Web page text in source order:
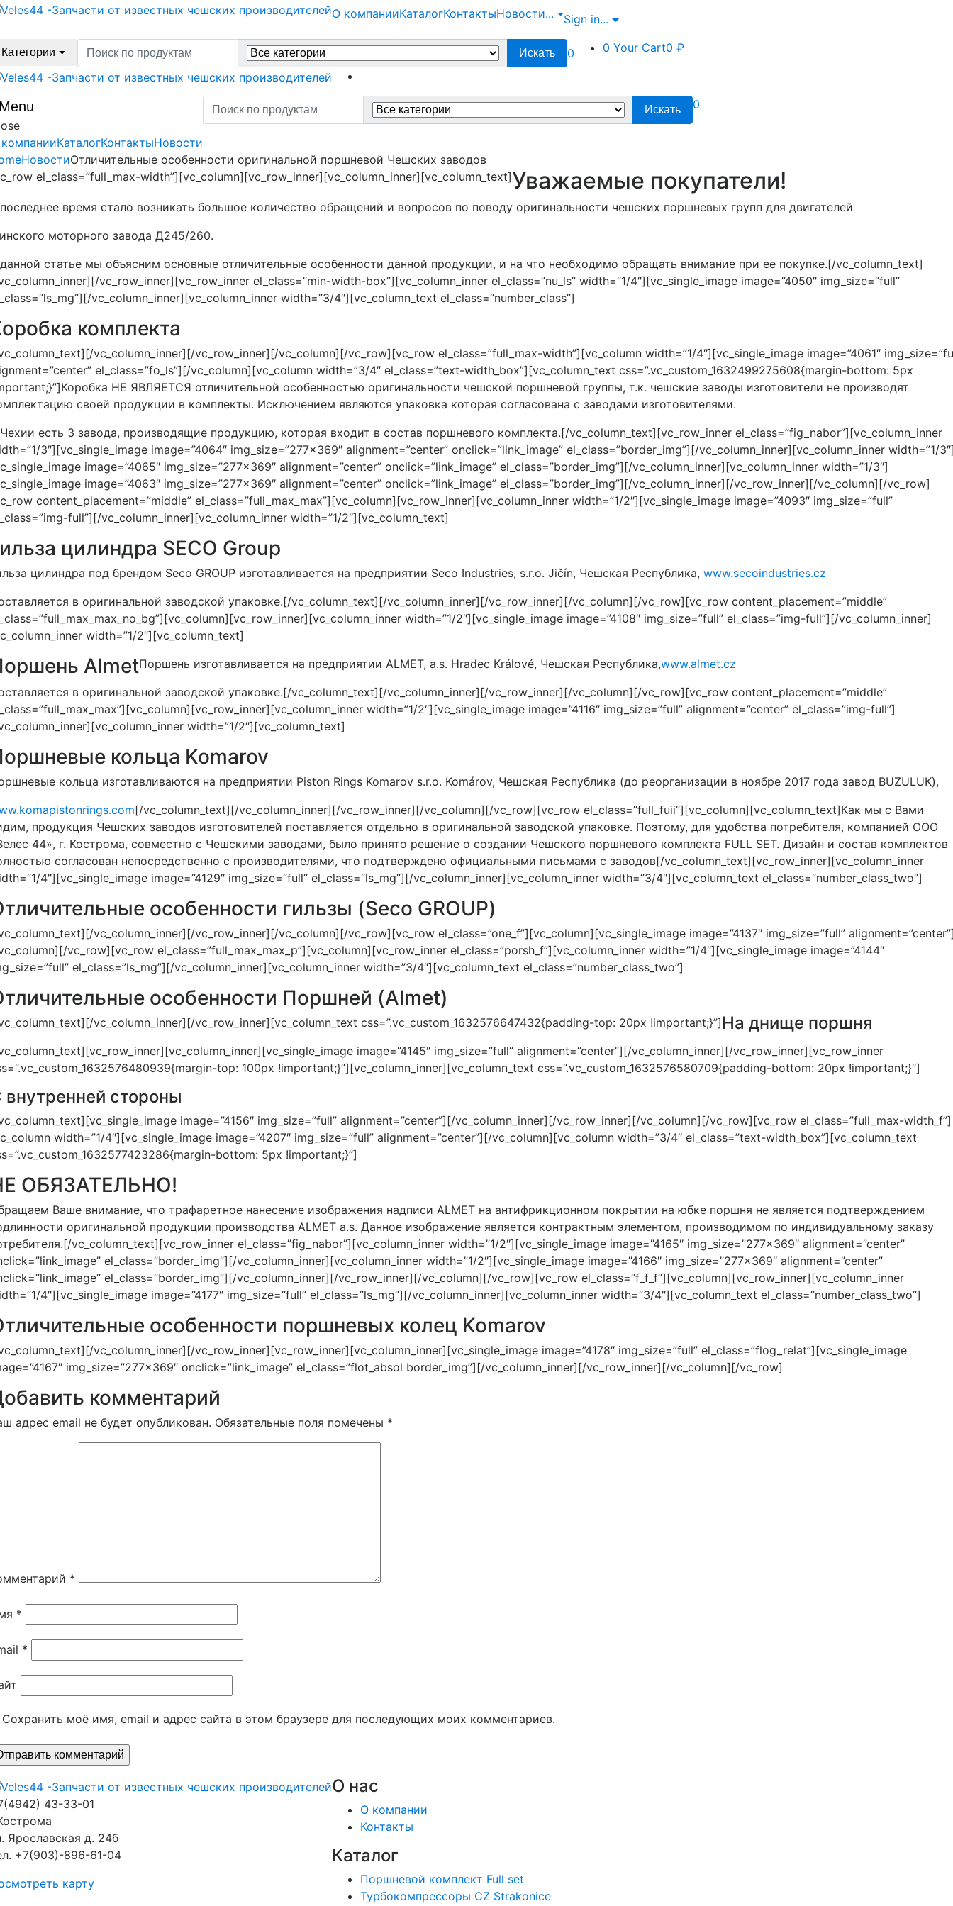
Skip
Skip
О компанииКаталогКонтактыНовости... Sign in...
Категории
Search
for:
Искать 0 0 Your Cart0 ₽
КаталогКонтактыНовости
Search
for:
Искать 0
НовостиОтличительные особенности оригинальной поршневой Чешских заводов
el_class=”full_max-width”][vc_column][vc_row_inner][vc_column_inner][vc_column_text]Уважаемые покупатели!
время стало возникать большое количество обращений и вопросов по поводу оригинальности чешских поршневых групп для двигателей
моторного завода Д245/260.
статье мы объясним основные отличительные особенности данной продукции, и на что необходимо обращать внимание при ее покупке.[/vc_column_text]
vc_row_inner][vc_row_inner el_class=”min-width-box”][vc_column_inner el_class=”nu_ls” width=”1/4″][vc_single_image image=”4050″ img_size=”full”
vc_column_inner][vc_column_inner width=”3/4″][vc_column_text el_class=”number_class”]
комплекта
vc_column_inner][/vc_row_inner][/vc_column][/vc_row][vc_row el_class=”full_max-width”][vc_column width=”1/4″][vc_single_image image=”4061″
el_class=”fo_ls”][/vc_column][vc_column width=”3/4″ el_class=”text-width_box”][vc_column_text css=”.vc_custom_1632499275608{margin-bottom: 5px
НЕ ЯВЛЯЕТСЯ отличительной особенностью оригинальности чешской поршневой группы, т.к. чешские заводы изготовители не производят
своей продукции в комплекты. Исключением являются упаковка которая согласована с заводами изготовителями.
есть 3 завода, производящие продукцию, которая входит в состав поршневого комплекта.[/vc_column_text][vc_row_inner el_class=”fig_nabor”][vc_column_inner
3″][vc_single_image image=”4064″ img_size=”277×369″ alignment=”center” onclick=”link_image” el_class=”border_img”][/vc_column_inner][vc_column_inner width=”1/
image=”4065″ img_size=”277×369″ alignment=”center” onclick=”link_image” el_class=”border_img”][/vc_column_inner][vc_column_inner width=”1/3″]
image=”4063″ img_size=”277×369″ alignment=”center” onclick=”link_image” el_class=”border_img”][/vc_column_inner][/vc_row_inner][/vc_column][/vc_row]
content_placement=”middle” el_class=”full_max_max”][vc_column][vc_row_inner][vc_column_inner width=”1/2″][vc_single_image image=”4093″ img_size=”full”
full”][/vc_column_inner][vc_column_inner width=”1/2″][vc_column_text]
цилиндра SECO Group
цилиндра под брендом Seco GROUP изготавливается на предприятии Seco Industries, s.r.o. Jičín, Чешская Республика, www.secoindustries.cz
в оригинальной заводской упаковке.[/vc_column_text][/vc_column_inner][/vc_row_inner][/vc_column][/vc_row][vc_row content_placement=”middle”
width=”1/2″][vc_single_image image=”4108″ img_size=”full” el_class=”img-full”][/vc_column_inner]
width=”1/2″][vc_column_text]
AlmetПоршень изготавливается на предприятии ALMET, a.s. Hradec Králové, Чешская Республика,www.almet.cz
в оригинальной заводской упаковке.[/vc_column_text][/vc_column_inner][/vc_row_inner][/vc_column][/vc_row][vc_row content_placement=”middle”
width=”1/2″][vc_single_image image=”4116″ img_size=”full” alignment=”center” el_class=”img-full”]
width=”1/2″][vc_column_text]
кольца Komarov
кольца изготавливаются на предприятии Piston Rings Komarov s.r.o. Komárov, Чешская Республика (до реорганизации в ноябре 2017 года завод BUZULUK),
[/vc_column_text][/vc_column_inner][/vc_row_inner][/vc_column][/vc_row][vc_row el_class=”full_fuii”][vc_column][vc_column_text]Как мы с Вами
продукция Чешских заводов изготовителей поставляется отдельно в оригинальной заводской упаковке. Поэтому, для удобства потребителя, компанией ООО
44», г. Кострома, совместно с Чешскими заводами, было принято решение о создании Чешского поршневого комплекта FULL SET. Дизайн и состав комплектов
согласован непосредственно с производителями, что подтверждено официальными письмами с заводов[/vc_column_text][vc_row_inner][vc_column_inner
4″][vc_single_image image=”4129″ img_size=”full” el_class=”ls_mg”][/vc_column_inner][vc_column_inner width=”3/4″][vc_column_text el_class=”number_class_two”]
особенности гильзы (Seco GROUP)
vc_column_inner][/vc_row_inner][/vc_column][/vc_row][vc_row el_class=”one_f”][vc_column][vc_single_image image=”4137″ img_size=”full”
vc_row][vc_row el_class=”full_max_max_p”][vc_column][vc_row_inner el_class=”porsh_f”][vc_column_inner width=”1/4″][vc_single_image image=”4144″
el_class=”ls_mg”][/vc_column_inner][vc_column_inner width=”3/4″][vc_column_text el_class=”number_class_two”]
особенности Поршней (Almet)
vc_column_inner][/vc_row_inner][vc_column_text css=”.vc_custom_1632576647432{padding-top: 20px !important;}”] На днище поршня
image=”4145″ img_size=”full” alignment=”center”][/vc_column_inner][/vc_row_inner][vc_row_inner
top: 100px !important;}”][vc_column_inner][vc_column_text css=”.vc_custom_1632576580709{padding-bottom: 20px !important;}”]
внутренней стороны
image=”4156″ img_size=”full” alignment=”center”][/vc_column_inner][/vc_row_inner][/vc_column][/vc_row][vc_row el_class=”full_max-width_f”]
width=”1/4″][vc_single_image image=”4207″ img_size=”full” alignment=”center”][/vc_column][vc_column width=”3/4″ el_class=”text-width_box”][vc_column_text
bottom: 5px !important;}”]
ОБЯЗАТЕЛЬНО!
Ваше внимание, что трафаретное нанесение изображения надписи ALMET на антифрикционном покрытии на юбке поршня не является подтверждением
оригинальной продукции производства ALMET a.s. Данное изображение является контрактным элементом, производимом по индивидуальному заказу
vc_column_text][vc_row_inner el_class=”fig_nabor”][vc_column_inner width=”1/2″][vc_single_image image=”4165″ img_size=”277×369″ alignment=”center”
el_class=”border_img”][/vc_column_inner][vc_column_inner width=”1/2″][vc_single_image image=”4166″ img_size=”277×369″ alignment=”center”
el_class=”border_img”][/vc_column_inner][/vc_row_inner][/vc_column][/vc_row][vc_row el_class=”f_f_f”][vc_column][vc_row_inner][vc_column_inner
4″][vc_single_image image=”4177″ img_size=”full” el_class=”ls_mg”][/vc_column_inner][vc_column_inner width=”3/4″][vc_column_text el_class=”number_class_two”]
особенности поршневых колец Komarov
vc_column_inner][/vc_row_inner][vc_row_inner][vc_column_inner][vc_single_image image=”4178″ img_size=”full” el_class=”flog_relat”][vc_single_image
img_size=”277×369″ onclick=”link_image” el_class=”flot_absol border_img”][/vc_column_inner][/vc_row_inner][/vc_column][/vc_row]
комментарий
адрес email не будет опубликован. Обязательные поля помечены *
*
*
*
Сохранить моё имя, email и адрес сайта в этом браузере для последующих моих комментариев.
43-33-01
Ярославская д. 24б
+7(903)-896-61-04
карту
О нас
О компании
Контакты
Каталог
Поршневой комплект Full set
Турбокомпрессоры CZ Strakonice